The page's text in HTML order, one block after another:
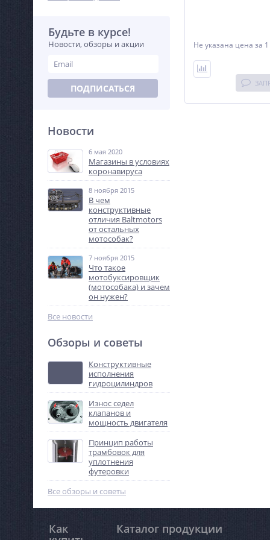
Будьте в курсе!
Новости, обзоры и акции
ПОДПИСАТЬСЯ
Новости
6 мая 2020
Магазины в условиях
коронавируса
8 ноября 2015
В чем
конструктивные
отличия Baltmotors
от остальных
мотособак?
7 ноября 2015
Что такое
мотобуксировщик
(мотособака) и зачем
он нужен?
Все новости
Обзоры и советы
Конструктивные
исполнения
гидроцилиндров
Износ седел
клапанов и
мощность двигателя
Принцип работы
трамбовок для
уплотнения
футеровки
Все обзоры и советы
Не указана цена за 1
Как Каталог продукции